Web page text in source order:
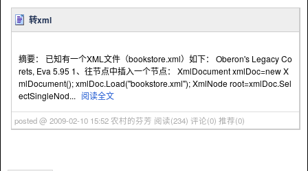
转xml
摘要： 已知有一个XML文件（bookstore.xml）如下： Oberon's Legacy Co
rets, Eva 5.95 1、往节点中插入一个节点： XmlDocument xmlDoc=new X
mlDocument(); xmlDoc.Load("bookstore.xml"); XmlNode root=xmlDoc.Sel
ectSingleNod... 阅读全文
posted @ 2009-02-10 15:52 农村的芬芳 阅读(234) 评论(0) 推荐(0)